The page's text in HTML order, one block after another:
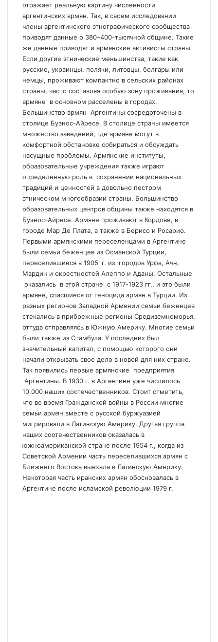
отражает реальную картину численности
аргентинских армян. Так, в своем исследовании
члены аргентинского этнографического сообщества
приводят данные о 380–400-тысячной общине. Такие
же данные приводят и армянские активисты страны.
Если другие этнические меньшинства, такие как
русские, украинцы, поляки, литовцы, болгары или
немцы, проживают компактно в сельских районах
страны, часто составляя особую зону проживания, то
армяне в основном расселены в городах.
Большинство армян Аргентины сосредоточены в
столице Буэнос-Айресе. В столице страны имеется
множество заведений, где армяне могут в
комфортной обстановке собираться и обсуждать
насущные проблемы. Армянские институты,
образовательные учреждения также играют
определенную роль в сохранении национальных
традиций и ценностей в довольно пестром
этническом многообразии страны. Большинство
образовательных центров общины также находятся в
Буэнос-Айресе. Армяне проживают в Кордове, в
городе Мар Де Плата, а также в Берисо и Росарио.
Первыми армянскими переселенцами в Аргентине
были семьи беженцев из Османской Турции,
переселившиеся в 1905 г. из городов Урфа, Ачн,
Мардин и окрестностей Алеппо и Аданы. Остальные
оказались в этой стране с 1917-1923 гг., и это были
армяне, спасшиеся от геноцида армян в Турции. Из
разных регионов Западной Армении семьи беженцев
стекались в прибрежные регионы Средиземноморья,
оттуда отправляясь в Южную Америку. Многие семьи
были также из Стамбула. У последних был
значительный капитал, с помощью которого они
начали открывать свое дело в новой для них стране.
Так появились первые армянские предприятия
Аргентины. В 1930 г. в Аргентине уже числилось
10.000 наших соотечественников. Стоит отметить,
что во время Гражданской войны в России многие
семьи армян вместе с русской буржуазией
мигрировали в Латинскую Америку. Другая группа
наших соотечественников оказалась в
южноамериканской стране после 1954 г., когда из
Советской Армении часть переселившихся армян с
Ближнего Востока выехала в Латинскую Америку.
Некоторая часть иранских армян обосновалась в
Аргентине после исламской революции 1979 г.